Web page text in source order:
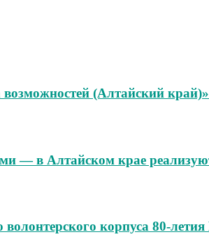
(Алтайский
— в Алтайском крае
корпуса 80-